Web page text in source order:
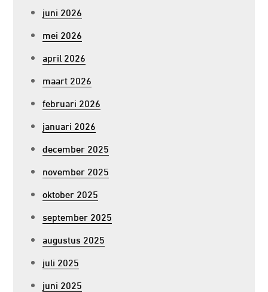
juni 2026
mei 2026
april 2026
maart 2026
februari 2026
januari 2026
december 2025
november 2025
oktober 2025
september 2025
augustus 2025
juli 2025
juni 2025